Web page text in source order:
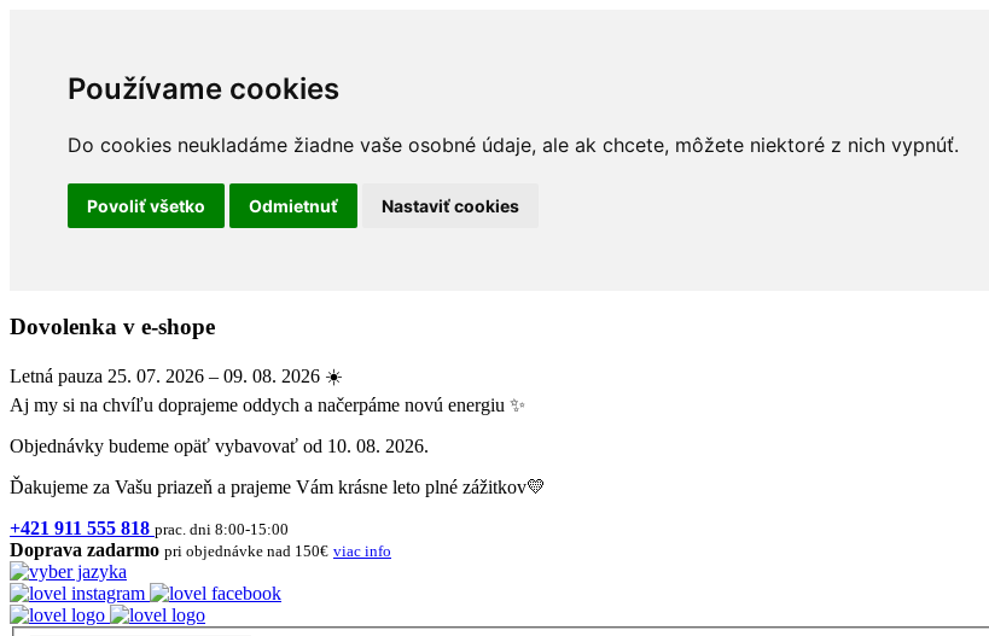
Používame cookies
Do cookies neukladáme žiadne vaše osobné údaje, ale ak chcete, môžete niektoré z nich vypnúť.
Povoliť všetko Odmietnuť Nastaviť cookies
Dovolenka v e-shope
Letná pauza 25. 07. 2026 – 09. 08. 2026 ☀️
Aj my si na chvíľu doprajeme oddych a načerpáme novú energiu ✨
Objednávky budeme opäť vybavovať od 10. 08. 2026.
Ďakujeme za Vašu priazeň a prajeme Vám krásne leto plné zážitkov💛
+421 911 555 818 prac. dni 8:00-15:00
Doprava zadarmo pri objednávke nad 150€ viac info